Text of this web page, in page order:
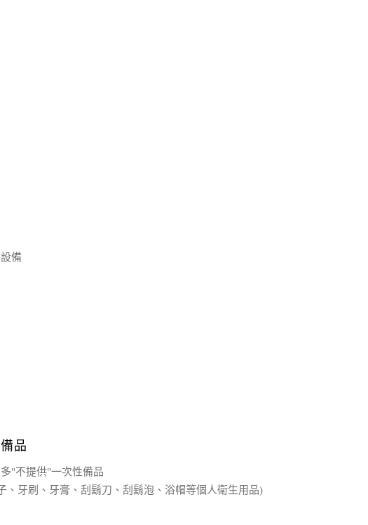
備
品
"不提供"一次性備品
、牙刷、牙膏、刮鬍刀、刮鬍泡、浴帽等個人衛生用品)